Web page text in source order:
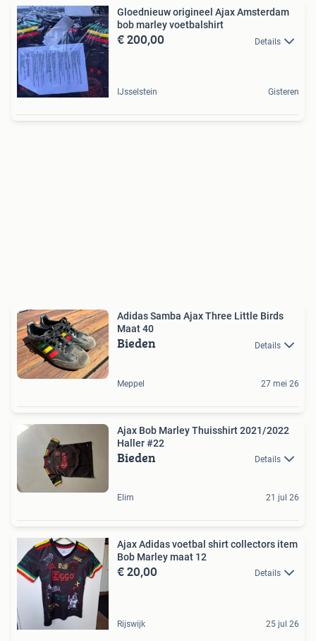
Gloednieuw origineel Ajax Amsterdam
bob marley voetbalshirt
€ 200,00 Details
IJsselstein Gisteren
Adidas Samba Ajax Three Little Birds
Maat 40
Bieden Details
Meppel 27 mei 26
Ajax Bob Marley Thuisshirt 2021/2022
Haller #22
Bieden Details
Elim 21 jul 26
Ajax Adidas voetbal shirt collectors item
Bob Marley maat 12
€ 20,00 Details
Rijswijk 25 jul 26